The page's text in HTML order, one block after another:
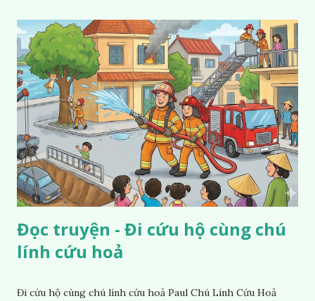
Đọc truyện - Đi cứu hộ cùng chú
lính cứu hoả
Đi cứu hộ cùng chú lính cứu hoả Paul Chú Lính Cứu Hoả